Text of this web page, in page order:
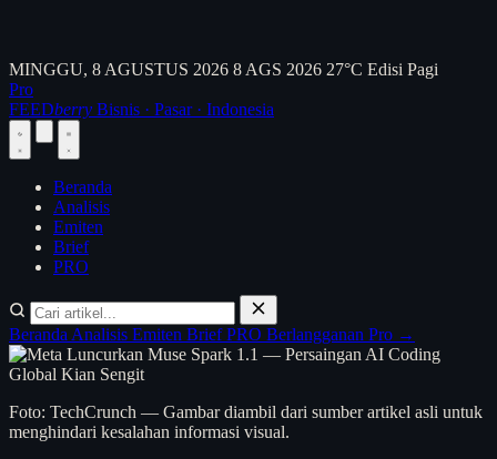
MINGGU, 8 AGUSTUS 2026 8 AGS 2026 27°C Edisi Pagi
Pro
FEEDberry Bisnis · Pasar · Indonesia
Beranda
Analisis
Emiten
Brief
PRO
Beranda Analisis Emiten BriefPRO Berlangganan Pro →
Foto: TechCrunch — Gambar diambil dari sumber artikel asli untuk
menghindari kesalahan informasi visual.